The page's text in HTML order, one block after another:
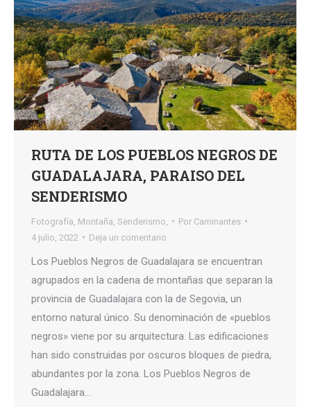
RUTA DE LOS PUEBLOS NEGROS DE
GUADALAJARA, PARAISO DEL
SENDERISMO
Fotografía Montaña Senderismo, Por Caminantes
4 julio, 2022
Deja un comentario
Los Pueblos Negros de Guadalajara se encuentran
agrupados en la cadena de montañas que separan la
provincia de Guadalajara con la de Segovia, un
entorno natural único. Su denominación de «pueblos
negros» viene por su arquitectura. Las edificaciones
han sido construidas por oscuros bloques de piedra,
abundantes por la zona. Los Pueblos Negros de
Guadalajara…